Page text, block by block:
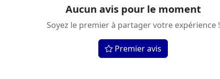
Aucun avis pour le moment
Soyez le premier à partager votre expérience !
Premier avis